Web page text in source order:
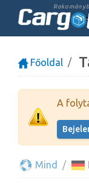
Főoldal
A
Mind